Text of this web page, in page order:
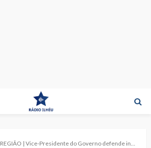
REGIÃO | Vice-Presidente do Governo defende interesses dos Açores junto da DG MOVE e DG REGIO